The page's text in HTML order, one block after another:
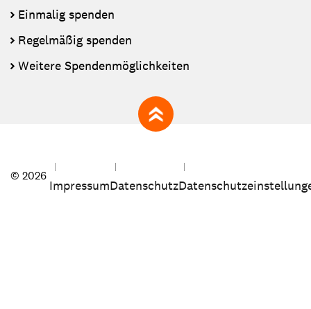
Einmalig spenden
Regelmäßig spenden
Weitere Spendenmöglichkeiten
zum Seitenanfang
© 2026
ImpressumDatenschutz